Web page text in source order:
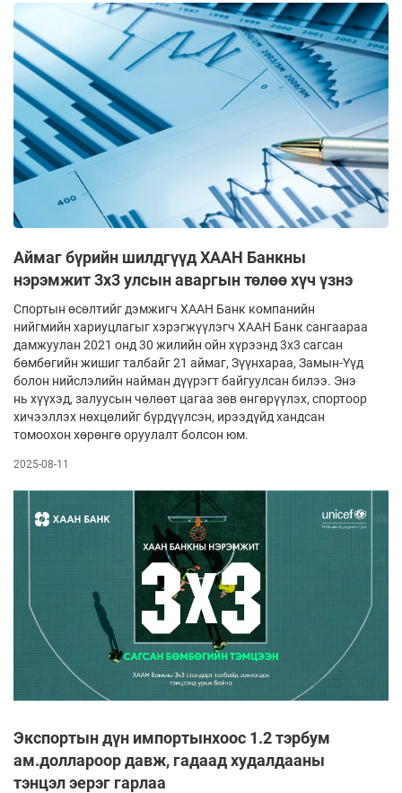
Аймаг бүрийн шилдгүүд ХААН Банкны
нэрэмжит 3х3 улсын аваргын төлөө хүч үзнэ
Спортын өсөлтийг дэмжигч ХААН Банк компанийн
нийгмийн хариуцлагыг хэрэгжүүлэгч ХААН Банк сангаараа
дамжуулан 2021 онд 30 жилийн ойн хүрээнд 3x3 сагсан
бөмбөгийн жишиг талбайг 21 аймаг, Зүүнхараа, Замын-Үүд
болон нийслэлийн найман дүүрэгт байгуулсан билээ. Энэ
нь хүүхэд, залуусын чөлөөт цагаа зөв өнгөрүүлэх, спортоор
хичээллэх нөхцөлийг бүрдүүлсэн, ирээдүйд хандсан
томоохон хөрөнгө оруулалт болсон юм.
2025-08-11
Экспортын дүн импортынхоос 1.2 тэрбум
ам.доллароор давж, гадаад худалдааны
тэнцэл эерэг гарлаа